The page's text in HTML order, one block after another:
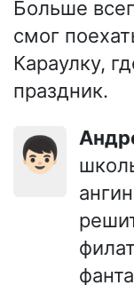
Больше
смог
Караулку,
праздник.
👦🏻